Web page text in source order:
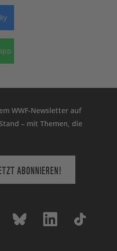
WWF-Newsletter auf
– mit Themen, die
ABONNIEREN!